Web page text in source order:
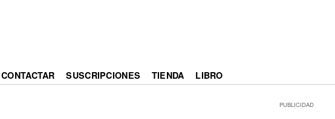
CONTACTAR SUSCRIPCIONES TIENDA LIBRO
PUBLICIDAD